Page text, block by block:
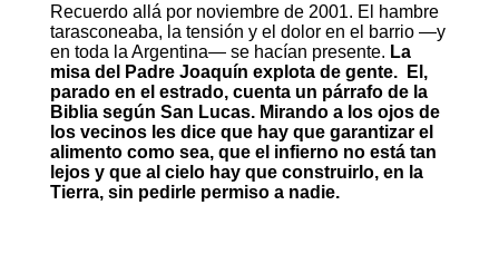
Recuerdo allá por noviembre de 2001. El hambre
tarasconeaba, la tensión y el dolor en el barrio —y
en toda la Argentina— se hacían presente. La
misa del Padre Joaquín explota de gente. El,
parado en el estrado, cuenta un párrafo de la
Biblia según San Lucas. Mirando a los ojos de
los vecinos les dice que hay que garantizar el
alimento como sea, que el infierno no está tan
lejos y que al cielo hay que construirlo, en la
Tierra, sin pedirle permiso a nadie.